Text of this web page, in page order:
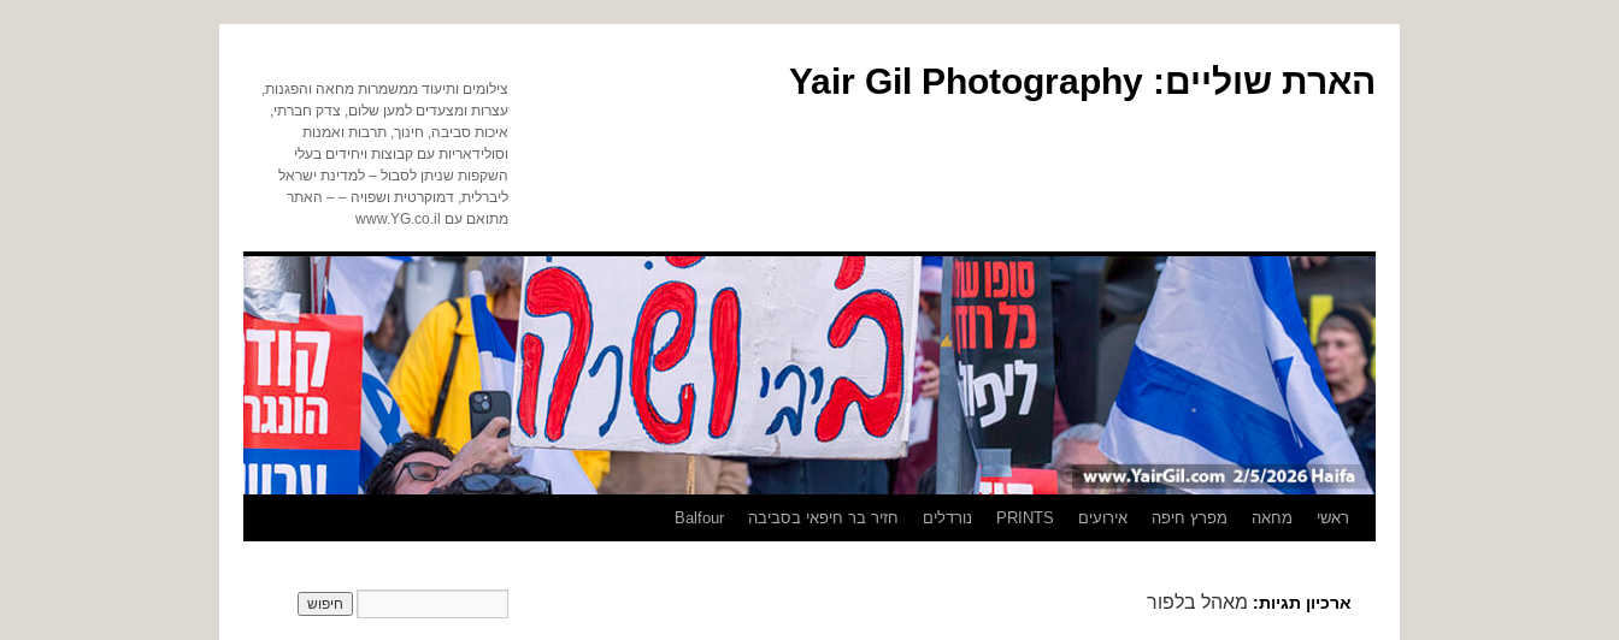
הארת שוליים: Yair Gil Photography
צילומים ותיעוד ממשמרות מחאה והפגנות,
עצרות ומצעדים למען שלום, צדק חברתי,
איכות סביבה, חינוך, תרבות ואמנות
וסולידאריות עם קבוצות ויחידים בעלי
השקפות שניתן לסבול – למדינת ישראל
ליברלית, דמוקרטית ושפויה – – האתר
מתואם עם www.YG.co.il
לדלגראשי מחאה מפרץ חיפה אירועים PRINTS נורדלים חזיר בר חיפאי בסביבה Balfour
ארכיון תגיות: מאהל בלפור